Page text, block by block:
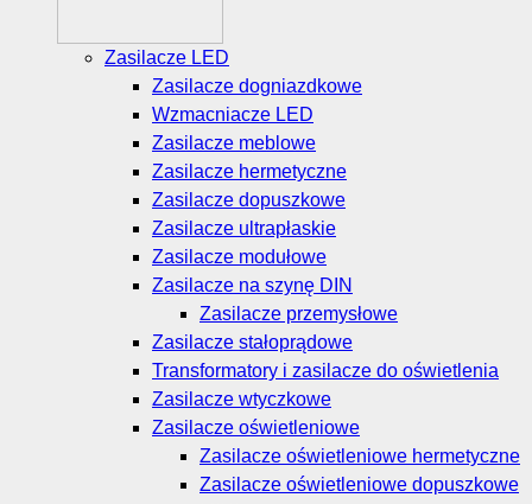
Zasilacze LED
Zasilacze dogniazdkowe
Wzmacniacze LED
Zasilacze meblowe
Zasilacze hermetyczne
Zasilacze dopuszkowe
Zasilacze ultrapłaskie
Zasilacze modułowe
Zasilacze na szynę DIN
Zasilacze przemysłowe
Zasilacze stałoprądowe
Transformatory i zasilacze do oświetlenia
Zasilacze wtyczkowe
Zasilacze oświetleniowe
Zasilacze oświetleniowe hermetyczne
Zasilacze oświetleniowe dopuszkowe